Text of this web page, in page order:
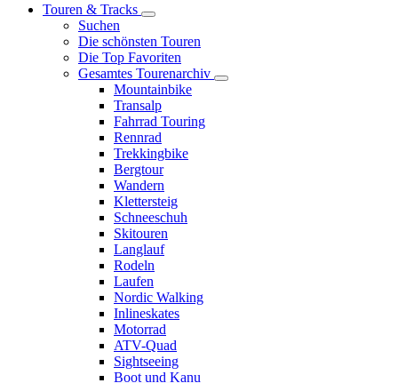
Touren & Tracks
Suchen
Die schönsten Touren
Die Top Favoriten
Gesamtes Tourenarchiv
Mountainbike
Transalp
Fahrrad Touring
Rennrad
Trekkingbike
Bergtour
Wandern
Klettersteig
Schneeschuh
Skitouren
Langlauf
Rodeln
Laufen
Nordic Walking
Inlineskates
Motorrad
ATV-Quad
Sightseeing
Boot und Kanu